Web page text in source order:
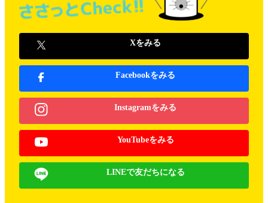
Xをみる
Facebookをみる
Instagramをみる
YouTubeをみる
LINEで友だちになる